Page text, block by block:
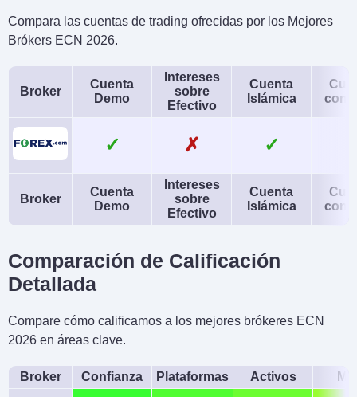
Compara las cuentas de trading ofrecidas por los Mejores
Brókers ECN 2026.
Broker
Cuenta
Demo
Intereses
sobre
Efectivo
Cuenta
Islámica
✓ ✗ ✓
Broker
Cuenta
Demo
Intereses
sobre
Efectivo
Cuenta
Islámica
Comparación de Calificación
Detallada
Compare cómo calificamos a los mejores brókeres ECN
2026 en áreas clave.
Broker Confianza Plataformas Activos